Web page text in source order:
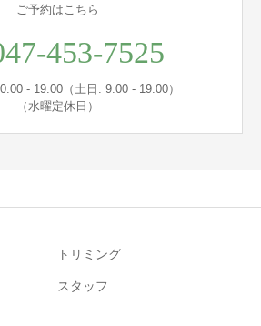
ご予約はこちら
453-7525
- 19:00（土日: 9:00 - 19:00）
（水曜定休日）
トリミング
スタッフ